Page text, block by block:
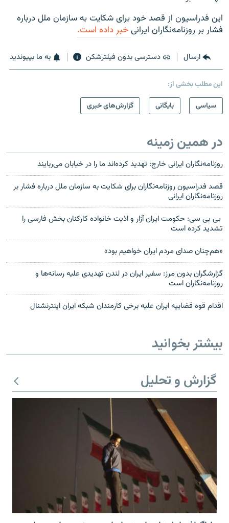
این فدراسیون از قصد خود برای شکایت به سازمان ملل درباره
فشار بر روزنامه‌نگاران ایرانیخبر داده است.
ارسال دسترسی بدون فیلترشکن به ما بپیوندید
این مطلب بخشی از:
سیاسی
بایگانی گزارش‌های خبری
در همین زمینه
روزنامه‌نگاران ایرانی خارج: تهدید کرده‌اند ما را در خیابان می‌ربایند
قصد فدراسیون روزنامه‌نگاران برای شکایت به سازمان ملل درباره فشار بر
روزنامه‌نگاران ایرانی
بی بی سی: حکومت ایران آزار و اذیت خانواده کارکنان بخش فارسی را
تشدید کرده است
«هم‌چنان صدای مردم ایران خواهیم بود»
گزارشگران بدون مرز: سفیر ایران در لندن تهدیدی علیه رسانه‌ها و
روزنامه‌نگاران است
اقدام قوه قضاییه ایران علیه برخی کارمندان شبکه ایران اینترنشنال
بیشتر بخوانید
گزارش و تحلیل